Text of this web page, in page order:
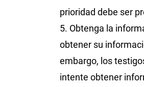
prioridad debe ser
5. Obtenga la
obtener su
embargo, los
intente obtener